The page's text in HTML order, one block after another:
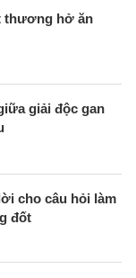
thương hở ăn
giải độc gan
cho câu hỏi làm
đốt